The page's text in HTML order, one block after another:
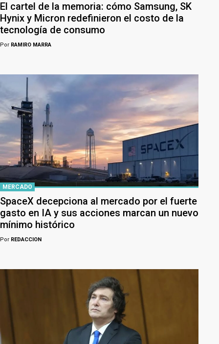
El cartel de la memoria: cómo Samsung, SK
Hynix y Micron redefinieron el costo de la
tecnología de consumo
Por RAMIRO MARRA
MERCADO
SpaceX decepciona al mercado por el fuerte
gasto en IA y sus acciones marcan un nuevo
mínimo histórico
Por REDACCION